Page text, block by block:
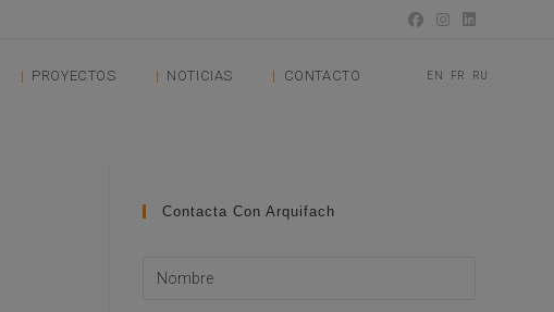
PROYECTOS NOTICIAS CONTACTO EN FR RU
Contacta Con Arquifach